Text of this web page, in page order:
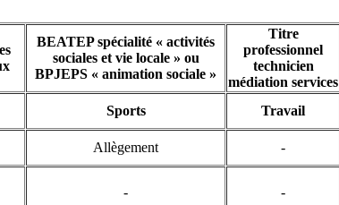
BEATEP spécialité « activités
sociales et vie locale » ou
BPJEPS « animation sociale »
Titre
professionnel
technicien
médiation services
Sports Travail
Allègement -
- -